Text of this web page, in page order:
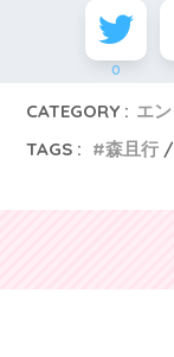
0
CATEGORY : エ
TAGS :
森且行